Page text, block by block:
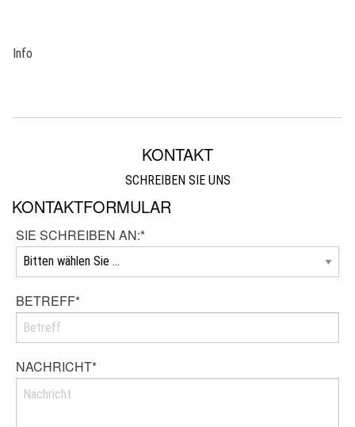
Info
KONTAKT
SCHREIBEN SIE UNS
KONTAKTFORMULAR
SIE SCHREIBEN AN:*
BETREFF*
NACHRICHT*